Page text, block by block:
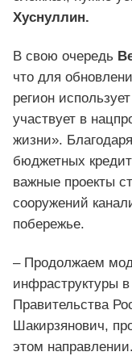
Хуснуллин.
В свою очередь
что для
регион
участвует в
жизни».
бюджетных
важные проекты
сооружений
побережье.
– Продолжаем
инфраструктуры
Правительства
Шакирзянович,
этом